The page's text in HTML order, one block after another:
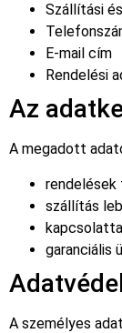
Szállítási
E-mail cím
Rendelési
Az
A megadott
rendelések
szállítás
garanciális
A személyes